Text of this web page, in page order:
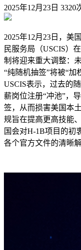
2025年12月23日 3320
2025年12月23日，美
民服务局（USCIS）
制将迎来重大调整：
“纯随机抽签”将被“加
USCIS表示，过去的
薪岗位注册“冲池”，
签，从而损害美国本
规旨在提高更高技能
国会对H-1B项目的初
各个官方文件的清晰